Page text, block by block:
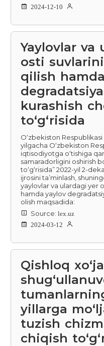
2024-12-10
Yaylovlar va
osti
qilish
kurashish
to‘g‘risida
O‘zbekiston
yilgacha O‘zbekiston
iqtisodiyotga o‘tishiga
samaradorligini oshirish
to‘g‘risida” 2022-yil 2-
ijrosini ta’minlash,
yaylovlar va ulardagi yer
hamda yaylov
olish maqsadida:
Source: lex.uz
2024-03-12
Qishloq
yillarga
tuzish
chiqish